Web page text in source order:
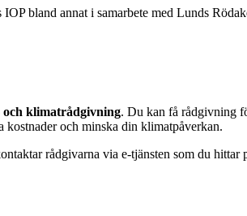
bland annat i samarbete med Lunds
och klimatrådgivning. Du kan få rådgivning
och minska din klimatpåverkan.
rådgivarna via e‑tjänsten som du hittar